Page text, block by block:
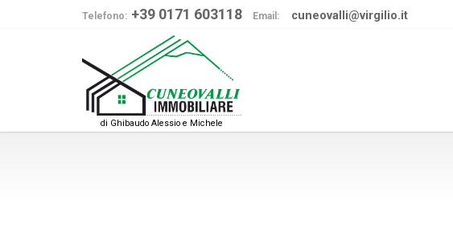
Telefono: +39 0171 603118 Email: cuneovalli@virgilio.it
di Ghibaudo Alessio e Michele